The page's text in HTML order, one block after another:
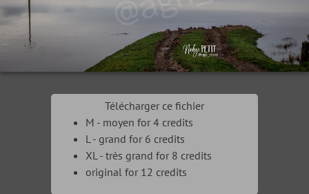
Télécharger ce fichier
M - moyen for 4 credits
L - grand for 6 credits
XL - très grand for 8 credits
original for 12 credits